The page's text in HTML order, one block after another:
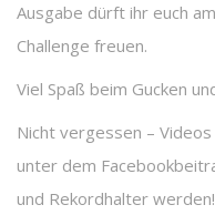
Ausgabe dürft ihr euch
Challenge freuen.
Viel Spaß beim Gucken
Nicht vergessen –
unter dem
und Rekordhalter werden!